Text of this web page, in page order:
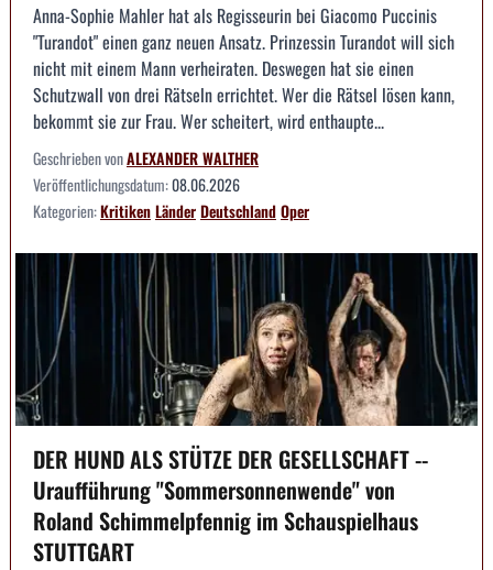
Anna-Sophie Mahler hat als Regisseurin bei Giacomo Puccinis
"Turandot" einen ganz neuen Ansatz. Prinzessin Turandot will sich
nicht mit einem Mann verheiraten. Deswegen hat sie einen
Schutzwall von drei Rätseln errichtet. Wer die Rätsel lösen kann,
bekommt sie zur Frau. Wer scheitert, wird enthaupte...
Geschrieben vonALEXANDER WALTHER
Veröffentlichungsdatum:08.06.2026
Kategorien:KritikenLänderDeutschlandOper
DER HUND ALS STÜTZE DER GESELLSCHAFT --
Uraufführung "Sommersonnenwende" von
Roland Schimmelpfennig im Schauspielhaus
STUTTGART